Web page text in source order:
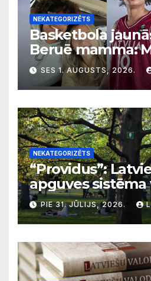
NEKATEGORIZĒTS
Basketbola
Beruē mamma:
svarīgi, lai bērni
latviešu valodu
SES 1. AUGUSTS, 2026.
NEKATEGORIZĒTS
“Providus”:
apguves sistēma
uz krīzēm nekā
migrācijas
PIE 31. JŪLIJS, 2026.